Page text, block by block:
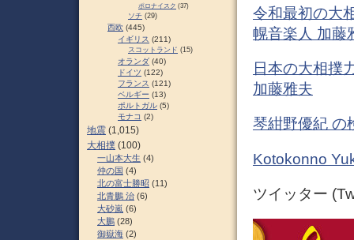
令和最初の大
幌音楽人 加藤
日本の大相撲
加藤雅夫
琴紺野優紀 の
Kotokonno
ツイッター
ポロナイスク (37)
ソチ (29)
西欧 (445)
イギリス (211)
スコットランド (15)
オランダ (40)
ドイツ (122)
フランス (121)
ベルギー (13)
ポルトガル (5)
モナコ (2)
地震 (1,015)
大相撲 (100)
一山本大生 (4)
仲の国 (4)
北の富士勝昭 (11)
北青鵬 治 (6)
大砂嵐 (6)
大鵬 (28)
御嶽海 (2)